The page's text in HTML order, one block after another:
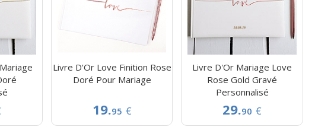
Livre D'Or Love Finition Rose
Doré Pour Mariage
19.95 €
Livre D'Or Mariage Love
Rose Gold Gravé
Personnalisé
29.90 €